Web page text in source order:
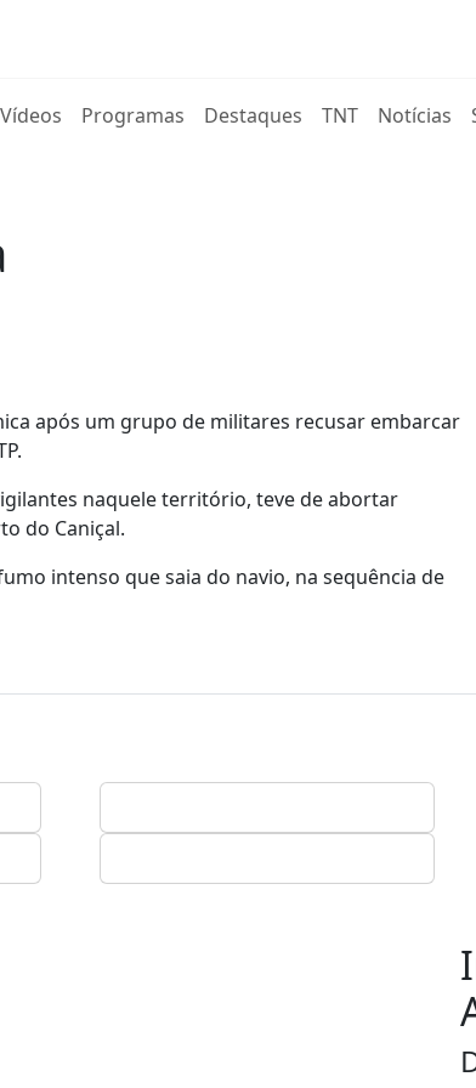
Vídeos Programas Destaques TNT Notícias
após um grupo de militares recusar embarcar
naquele território, teve de abortar
do Caniçal.
intenso que saia do navio, na sequência de